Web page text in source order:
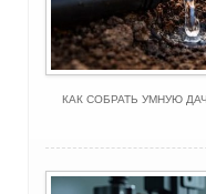
КАК СОБРАТЬ УМНУЮ